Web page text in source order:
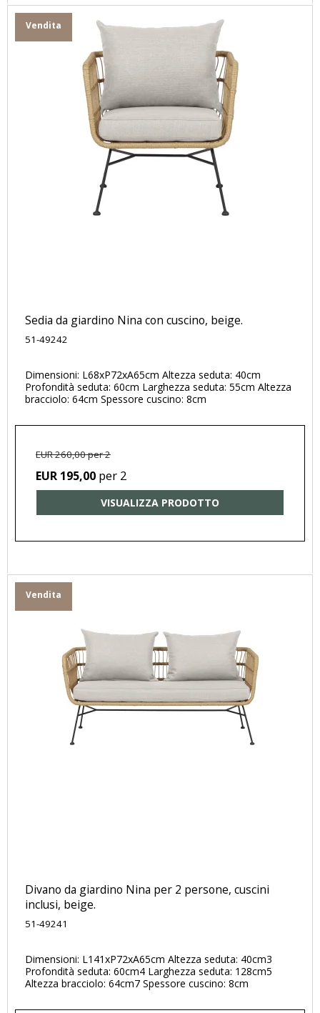
Vendita
Sedia da giardino Nina con cuscino, beige.
51-49242
Dimensioni: L68xP72xA65cm Altezza seduta: 40cm
Profondità seduta: 60cm Larghezza seduta: 55cm Altezza
bracciolo: 64cm Spessore cuscino: 8cm
EUR 260,00 per 2
EUR 195,00 per 2
VISUALIZZA PRODOTTO
Vendita
Divano da giardino Nina per 2 persone, cuscini
inclusi, beige.
51-49241
Dimensioni: L141xP72xA65cm Altezza seduta: 40cm3
Profondità seduta: 60cm4 Larghezza seduta: 128cm5
Altezza bracciolo: 64cm7 Spessore cuscino: 8cm